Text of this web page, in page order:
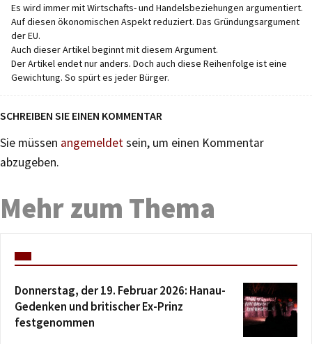
Es wird immer mit Wirtschafts- und Handelsbeziehungen argumentiert.
Auf diesen ökonomischen Aspekt reduziert. Das Gründungsargument
der EU.
Auch dieser Artikel beginnt mit diesem Argument.
Der Artikel endet nur anders. Doch auch diese Reihenfolge ist eine
Gewichtung. So spürt es jeder Bürger.
SCHREIBEN SIE EINEN KOMMENTAR
Sie müssen angemeldetsein, um einen Kommentar
abzugeben.
Mehr zum Thema
Donnerstag, der 19. Februar 2026: Hanau-
Gedenken und britischer Ex-Prinz
festgenommen